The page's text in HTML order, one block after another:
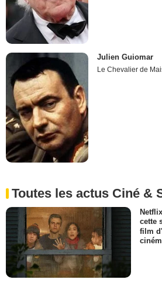
Julien Guiomar
Le Chevalier de
Toutes les actus Ciné &
cette
film